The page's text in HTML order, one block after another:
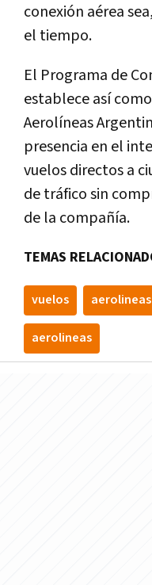
conexión aérea
el tiempo.
El Programa de
establece así
Aerolíneas
presencia en el
vuelos directos a
de tráfico sin
de la compañía.
TEMAS
vuelos
aerolineas